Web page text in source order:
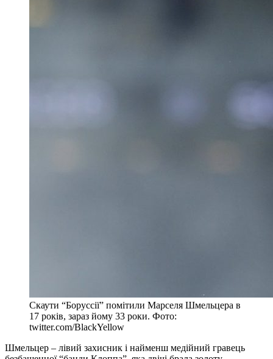
Скаути “Боруссії” помітили Марселя Шмельцера в
17 років, зараз йому 33 роки. Фото:
twitter.com/BlackYellow
Шмельцер – лівий захисник і найменш медійний гравець